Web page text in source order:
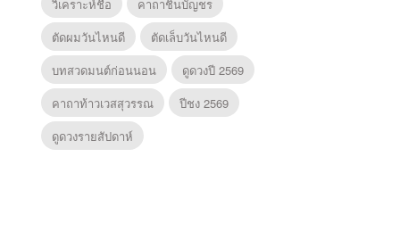
วิเคราะห์ชื่อ
คาถาชินบัญชร
ตัดผมวันไหนดี
ตัดเล็บวันไหนดี
บทสวดมนต์ก่อนนอน
ดูดวงปี 2569
คาถาท้าวเวสสุวรรณ
ปีชง 2569
ดูดวงรายสัปดาห์